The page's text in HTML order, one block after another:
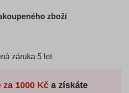
zboží
záruka 5 let
za1000 Kča získáte